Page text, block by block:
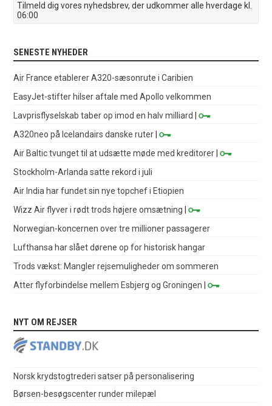
Tilmeld dig vores nyhedsbrev, der udkommer alle hverdage kl.
06:00
SENESTE NYHEDER
Air France etablerer A320-sæsonrute i Caribien
EasyJet-stifter hilser aftale med Apollo velkommen
Lavprisflyselskab taber op imod en halv milliard
|
A320neo på Icelandairs danske ruter |
Air Baltic tvunget til at udsætte møde med kreditorer |
Stockholm-Arlanda satte rekord i juli
Air India har fundet sin nye topchef i Etiopien
Wizz Air flyver i rødt trods højere omsætning |
Norwegian-koncernen over tre millioner passagerer
Lufthansa har slået dørene op for historisk hangar
Trods vækst: Mangler rejsemuligheder om sommeren
Atter flyforbindelse mellem Esbjerg og Groningen |
NYT OM REJSER
Norsk krydstogtrederi satser på personalisering
Børsen-besøgscenter runder milepæl